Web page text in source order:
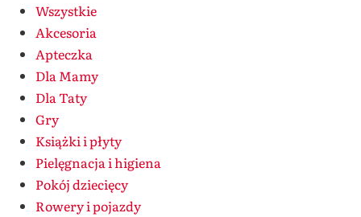
Wszystkie
Akcesoria
Apteczka
Dla Mamy
Dla Taty
Gry
Książki i płyty
Pielęgnacja i higiena
Pokój dziecięcy
Rowery i pojazdy